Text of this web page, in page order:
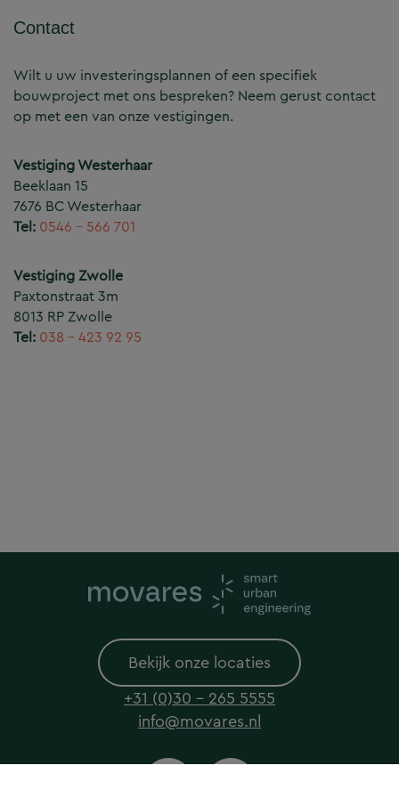
Contact
Wilt u uw investeringsplannen of een specifiek
bouwproject met ons bespreken? Neem gerust contact
op met een van onze vestigingen.
Vestiging Westerhaar
Beeklaan 15
7676 BC Westerhaar
Tel: 0546 – 566 701
Vestiging Zwolle
Paxtonstraat 3m
8013 RP Zwolle
Tel: 038 – 423 92 95
Bekijk onze locaties
+31 (0)30 - 265 5555
info@movares.nl